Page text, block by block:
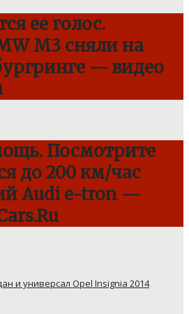
ее голос.
M3 сняли на
— видео
Посмотрите
до 200 км/час
Audi e-tron —
и универсал Opel Insignia 2014